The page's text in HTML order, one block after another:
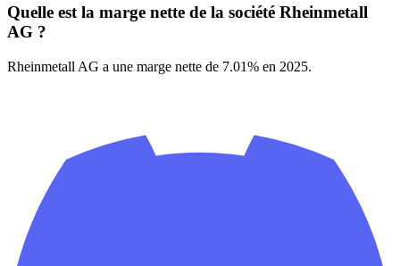
Quelle est la marge nette de la société Rheinmetall
AG ?
Rheinmetall AG a une marge nette de 7.01% en 2025.